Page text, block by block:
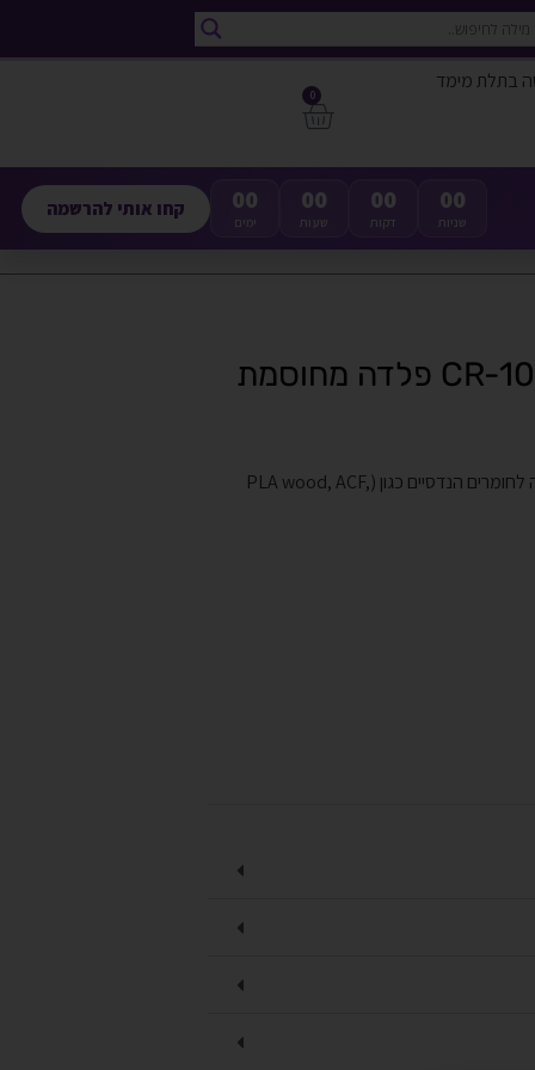
בתלת מימד
0
00
ימים
00
שעות
00
דקות
00
שניות
קחו אותי להרשמה
דיזה (Nozzle) עבה לCR-10 PRO\MAX פלדה מחוסמת מתאימה לחומרים הנדסיים כגון (PLA wood, ACF,